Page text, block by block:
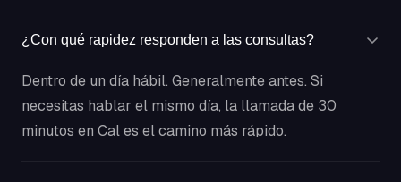
¿Con qué rapidez responden a las consultas?
Dentro de un día hábil. Generalmente antes. Si
necesitas hablar el mismo día, la llamada de 30
minutos en Cal es el camino más rápido.